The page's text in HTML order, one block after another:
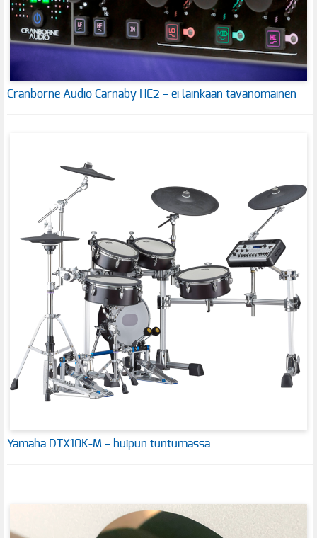
Cranborne Audio Carnaby HE2 – ei lainkaan tavanomainen
Yamaha DTX10K-M – huipun tuntumassa